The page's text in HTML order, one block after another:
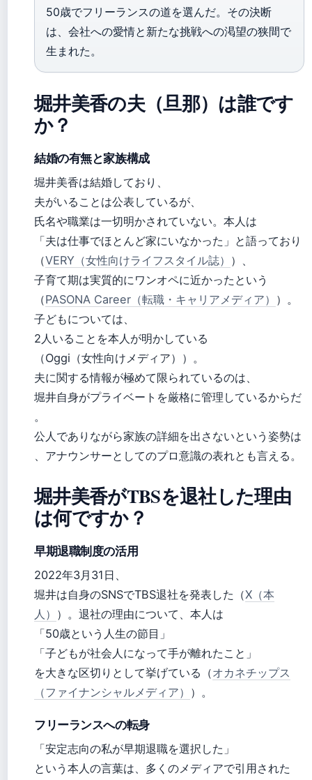
50歳でフリーランスの道を選んだ。その決断
は、会社への愛情と新たな挑戦への渇望の狭間で
生まれた。
堀井美香の夫（旦那）は誰です
か？
結婚の有無と家族構成
堀井美香は結婚しており、
夫がいることは公表しているが、
氏名や職業は一切明かされていない。本人は
「夫は仕事でほとんど家にいなかった」と語っており
（VERY（女性向けライフスタイル誌） ）、
子育て期は実質的にワンオペに近かったという
（PASONA Career（転職・キャリアメディア） ）。
子どもについては、
2人いることを本人が明かしている
（Oggi（女性向けメディア））。
夫に関する情報が極めて限られているのは、
堀井自身がプライベートを厳格に管理しているからだ
。
公人でありながら家族の詳細を出さないという姿勢は
、アナウンサーとしてのプロ意識の表れとも言える。
堀井美香がTBSを退社した理由
は何ですか？
早期退職制度の活用
2022年3月31日、
堀井は自身のSNSでTBS退社を発表した（X（本
人） ）。退社の理由について、本人は
「50歳という人生の節目」
「子どもが社会人になって手が離れたこと」
を大きな区切りとして挙げている（オカネチップス
（ファイナンシャルメディア） ）。
フリーランスへの転身
「安定志向の私が早期退職を選択した」
という本人の言葉は、多くのメディアで引用された